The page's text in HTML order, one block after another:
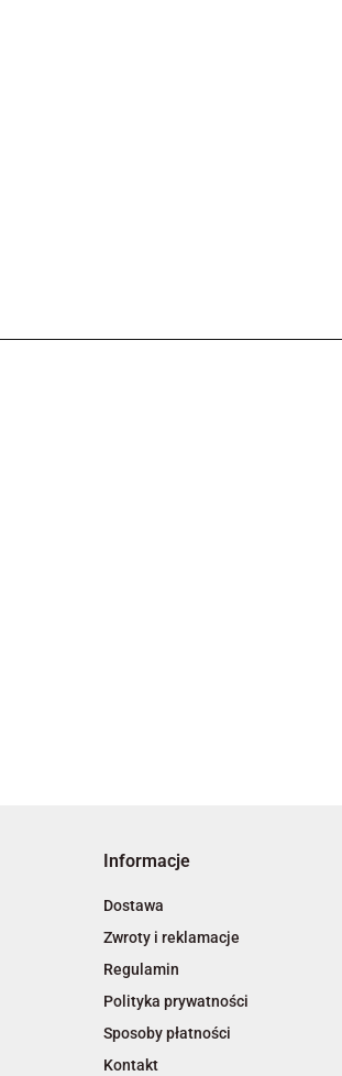
Informacje
Dostawa
Zwroty i reklamacje
Regulamin
Polityka prywatności
Sposoby płatności
Kontakt